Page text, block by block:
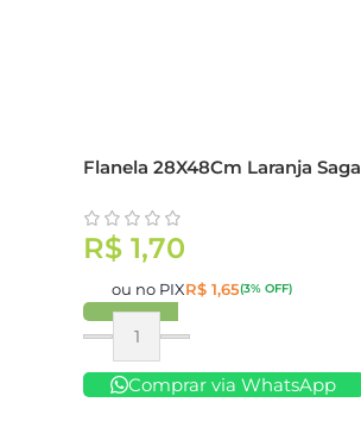
Flanela 28X48Cm Laranja Saga
R$ 1,70
ou no PIXR$ 1,65(3% OFF)
Comprar
Comprar via WhatsApp